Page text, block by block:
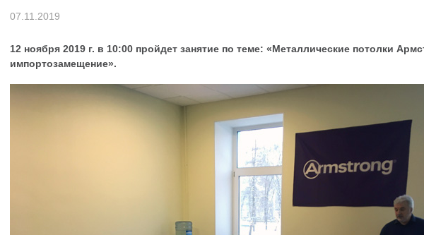
07.11.2019
12 ноября 2019 г. в 10:00 пройдет занятие по теме: «Металлические потолки
импортозамещение».